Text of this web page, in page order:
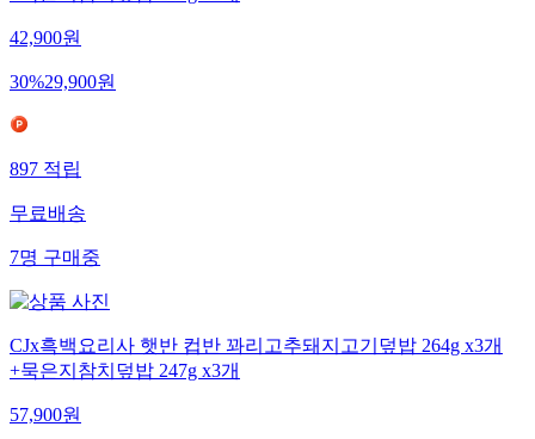
42,900원
30%29,900원
897적립
무료배송
7명구매중
CJx흑백요리사 햇반 컵반 꽈리고추돼지고기덮밥 264g x3개
+묵은지참치덮밥 247g x3개
57,900원